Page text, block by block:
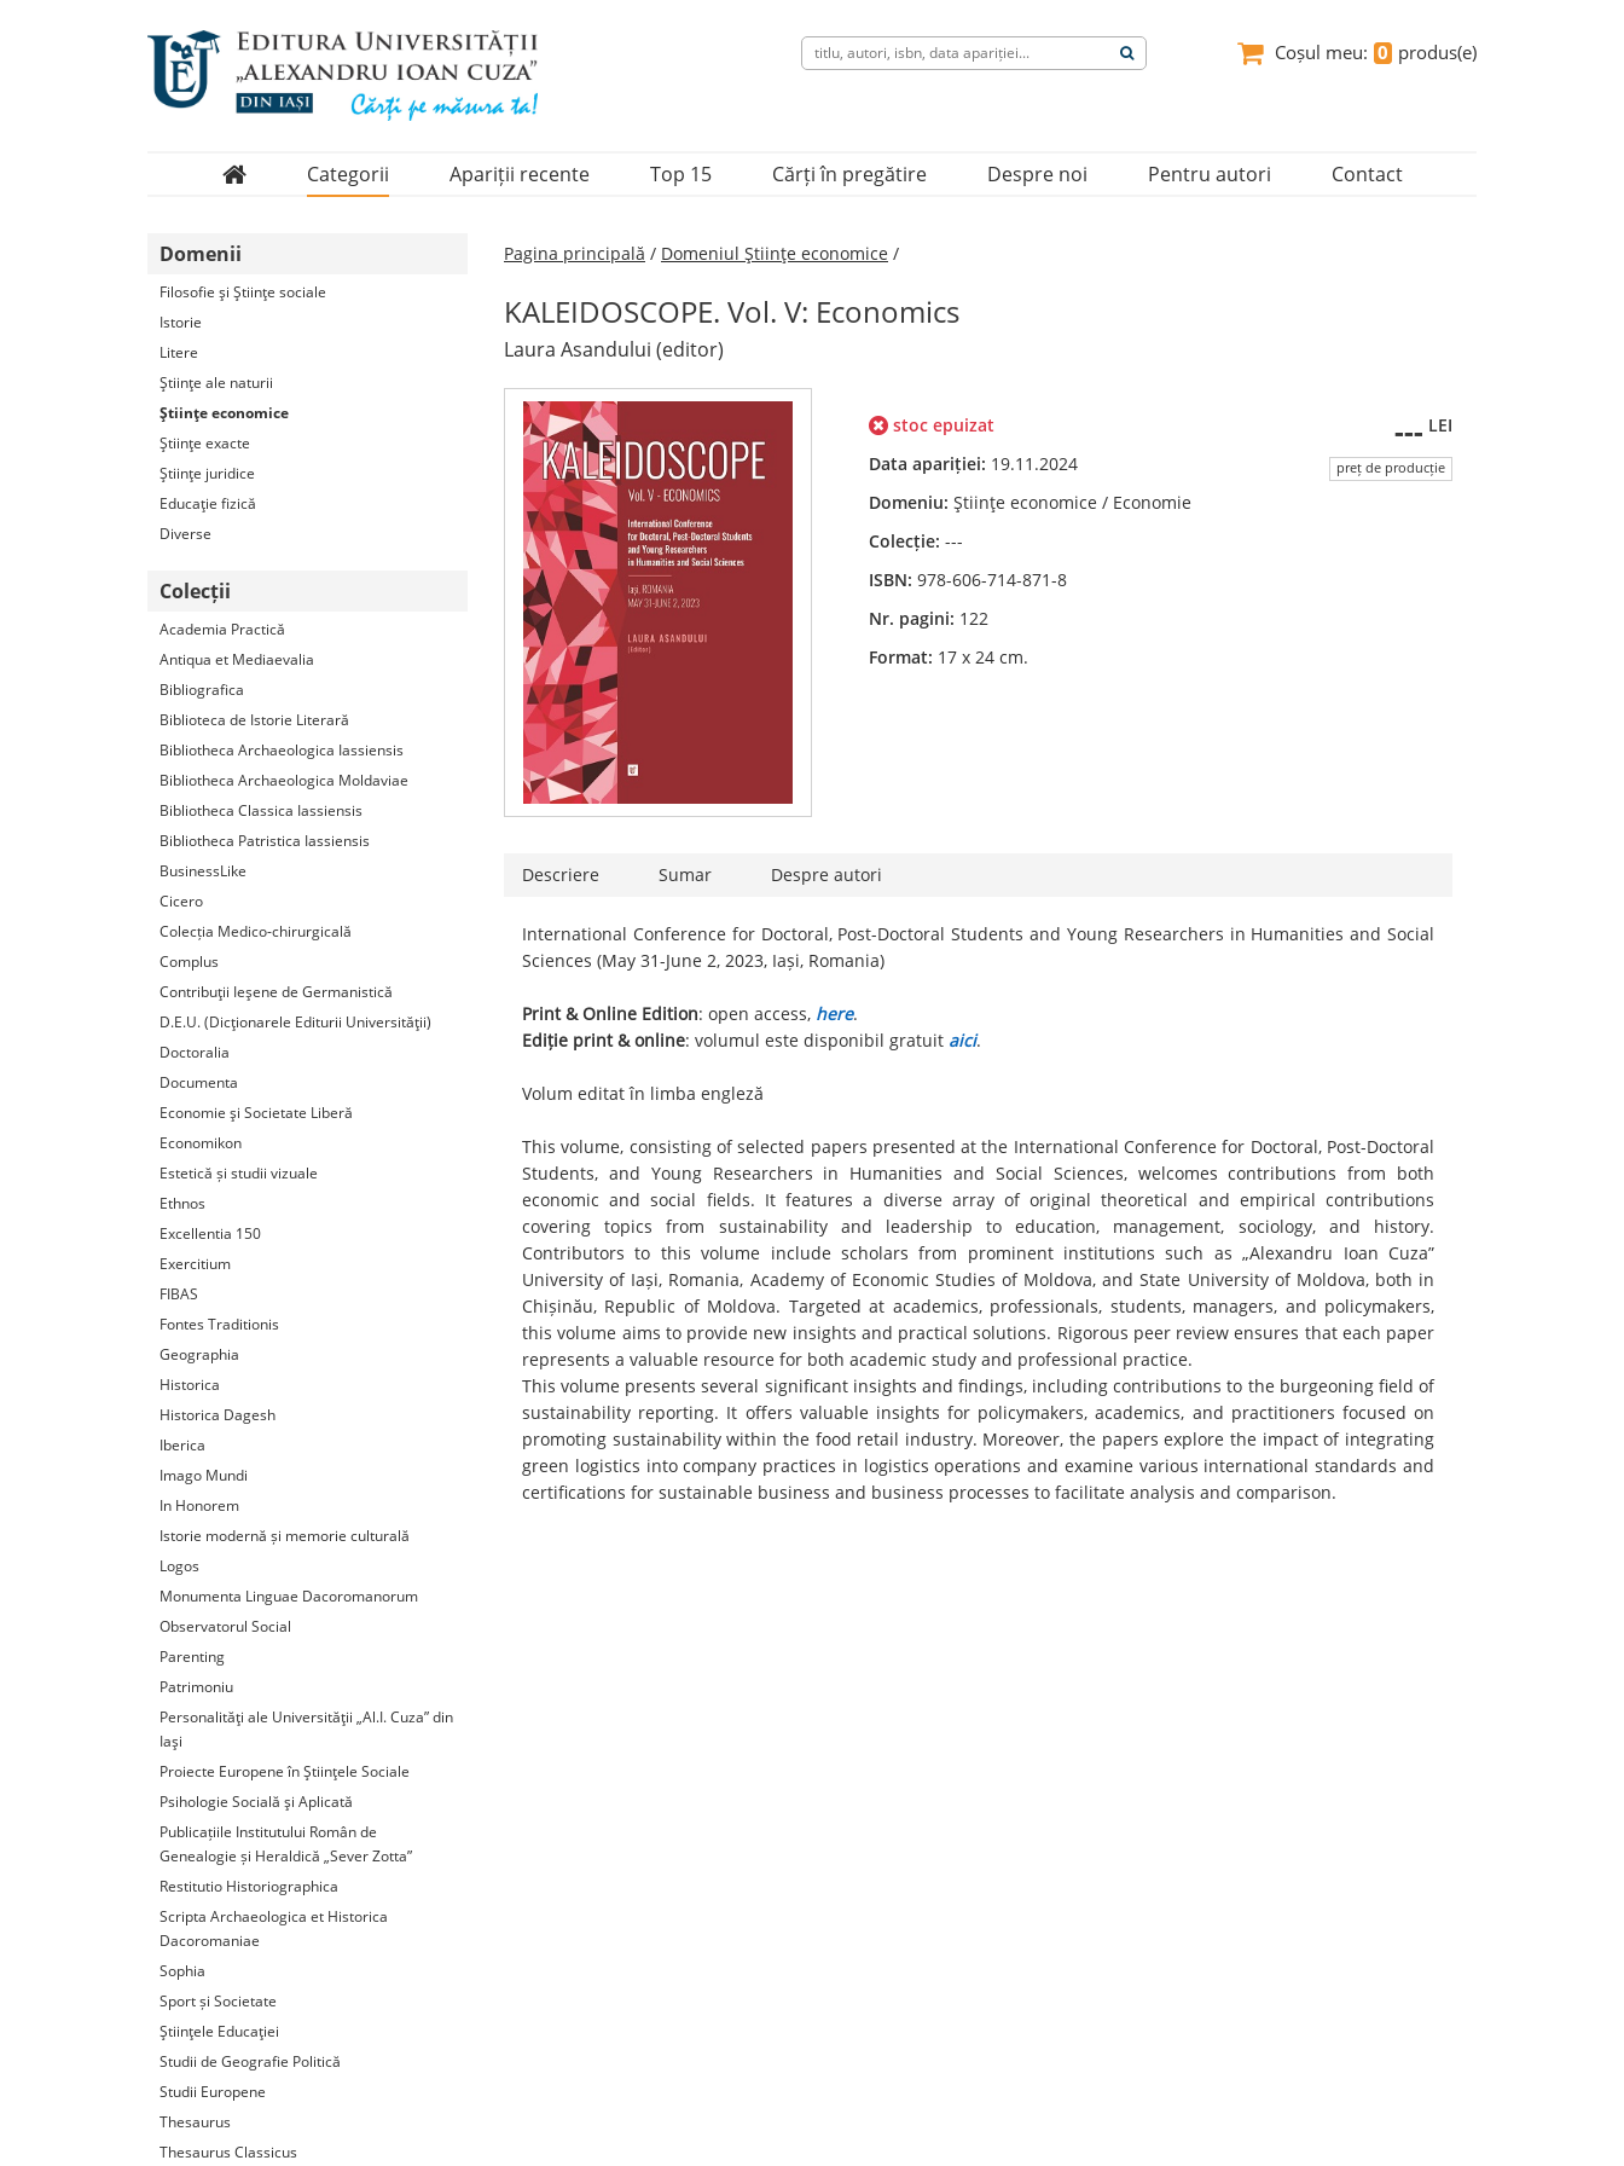
Coșul meu: 0 produs(e)
Categorii
Periodice
Apariții recente Top 15 Cărți în pregătire Despre noi Pentru autori Contact
Domenii
Filosofie şi Ştiinţe sociale
Istorie
Litere
Ştiinţe ale naturii
Ştiinţe economice
Ştiinţe exacte
Ştiinţe juridice
Educaţie fizică
Diverse
Colecții
Academia Practică
Antiqua et Mediaevalia
Bibliografica
Biblioteca de Istorie Literară
Bibliotheca Archaeologica Iassiensis
Bibliotheca Archaeologica Moldaviae
Bibliotheca Classica Iassiensis
Bibliotheca Patristica Iassiensis
BusinessLike
Cicero
Colecția Medico-chirurgicală
Complus
Contribuţii Ieşene de Germanistică
D.E.U. (Dicţionarele Editurii Universităţii)
Doctoralia
Documenta
Economie şi Societate Liberă
Economikon
Estetică și studii vizuale
Ethnos
Excellentia 150
Exercitium
FIBAS
Fontes Traditionis
Geographia
Historica
Historica Dagesh
Iberica
Imago Mundi
In Honorem
Istorie modernă și memorie culturală
Logos
Monumenta Linguae Dacoromanorum
Observatorul Social
Parenting
Patrimoniu
Personalităţi ale Universităţii „Al.I. Cuza” din
Iaşi
Proiecte Europene în Ştiinţele Sociale
Psihologie Socială şi Aplicată
Publicațiile Institutului Român de
Genealogie și Heraldică „Sever Zotta”
Restitutio Historiographica
Scripta Archaeologica et Historica
Dacoromaniae
Sophia
Sport și Societate
Ştiinţele Educaţiei
Studii de Geografie Politică
Studii Europene
Thesaurus
Thesaurus Classicus
Pagina principală / Domeniul Ştiinţe economice /
KALEIDOSCOPE. Vol. V: Economics
Laura Asandului (editor)
stoc epuizat
Data apariției: 19.11.2024
Domeniu:Ştiinţe economice / Economie
Colecție:---
ISBN:978-606-714-871-8
Nr. pagini: 122
Format: 17 x 24 cm.
--- LEI
preț de producție
Descriere Sumar Despre autori
International Conference for Doctoral, Post-Doctoral Students and Young Researchers in Humanities and Social
Sciences (May 31-June 2, 2023, Iași, Romania)
Print & Online Edition: open access, here.
Ediție print & online: volumul este disponibil gratuit aici.
Volum editat în limba engleză
This volume, consisting of selected papers presented at the International Conference for Doctoral, Post-Doctoral
Students, and Young Researchers in Humanities and Social Sciences, welcomes contributions from both
economic and social fields. It features a diverse array of original theoretical and empirical contributions
covering topics from sustainability and leadership to education, management, sociology, and history.
Contributors to this volume include scholars from prominent institutions such as „Alexandru Ioan Cuza”
University of Iași, Romania, Academy of Economic Studies of Moldova, and State University of Moldova, both in
Chișinău, Republic of Moldova. Targeted at academics, professionals, students, managers, and policymakers,
this volume aims to provide new insights and practical solutions. Rigorous peer review ensures that each paper
represents a valuable resource for both academic study and professional practice.
This volume presents several significant insights and findings, including contributions to the burgeoning field of
sustainability reporting. It offers valuable insights for policymakers, academics, and practitioners focused on
promoting sustainability within the food retail industry. Moreover, the papers explore the impact of integrating
green logistics into company practices in logistics operations and examine various international standards and
certifications for sustainable business and business processes to facilitate analysis and comparison.